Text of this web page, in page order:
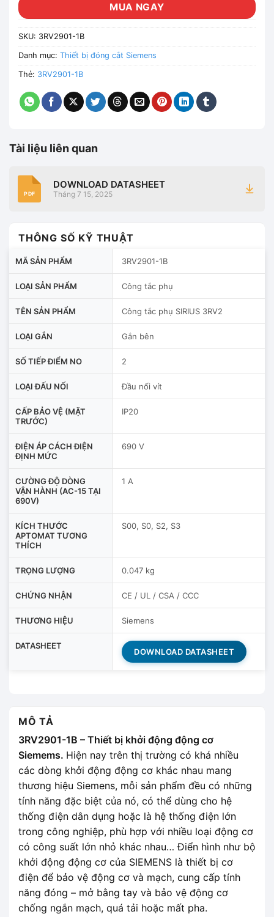
MUA NGAY
SKU: 3RV2901-1B
Danh mục: Thiết bị đóng cắt Siemens
Thẻ: 3RV2901-1B
Tài liệu liên quan
PDF
DOWNLOAD DATASHEET
Tháng 7 15, 2025
THÔNG SỐ KỸ THUẬT
MÃ SẢN PHẨM 3RV2901-1B
LOẠI SẢN PHẨM Công tắc phụ
TÊN SẢN PHẨM Công tắc phụ SIRIUS 3RV2
LOẠI GẮN Gắn bên
SỐ TIẾP ĐIỂM NO 2
LOẠI ĐẤU NỐI Đầu nối vít
CẤP BẢO VỆ (MẶT
TRƯỚC)
IP20
ĐIỆN ÁP CÁCH ĐIỆN
ĐỊNH MỨC
690 V
CƯỜNG ĐỘ DÒNG
VẬN HÀNH (AC-15 TẠI
690V)
1 A
KÍCH THƯỚC
APTOMAT TƯƠNG
THÍCH
S00, S0, S2, S3
TRỌNG LƯỢNG 0.047 kg
CHỨNG NHẬN CE / UL / CSA / CCC
THƯƠNG HIỆU Siemens
DATASHEET
DOWNLOAD DATASHEET
MÔ TẢ
3RV2901-1B – Thiết bị khởi động động cơ
Siemems. Hiện nay trên thị trường có khá nhiều
các dòng khởi động động cơ khác nhau mang
thương hiệu Siemens, mỗi sản phẩm đều có những
tính năng đặc biệt của nó, có thể dùng cho hệ
thống điện dân dụng hoặc là hệ thống điện lớn
trong công nghiệp, phù hợp với nhiều loại động cơ
có công suất lớn nhỏ khác nhau… Điển hình như bộ
khởi động động cơ của SIEMENS là thiết bị cơ
điện để bảo vệ động cơ và mạch, cung cấp tính
năng đóng – mở bằng tay và bảo vệ động cơ
chống ngắn mạch, quá tải hoặc mất pha.